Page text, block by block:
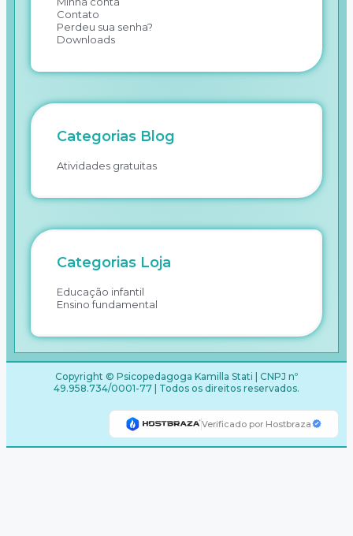
Contato
Perdeu sua senha?
Downloads
Categorias Blog
Atividades gratuitas
Categorias Loja
Educação infantil
Ensino fundamental
Copyright © Psicopedagoga Kamilla Stati | CNPJ nº
49.958.734/0001-77 | Todos os direitos reservados.